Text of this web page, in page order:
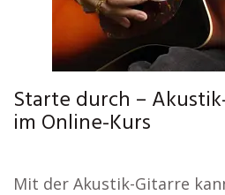
Starte durch –
im Online-Kurs
Mit der Akustik-Gitarre